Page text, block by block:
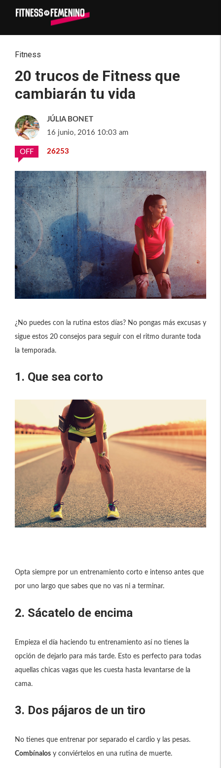
Fitness
20 trucos de Fitness que
cambiarán tu vida
JÚLIA BONET
16 junio, 2016 10:03 am
OFF 26253
¿No puedes con la rutina estos días? No pongas más excusas y
sigue estos 20 consejos para seguir con el ritmo durante toda
la temporada.
1. Que sea corto
Opta siempre por un entrenamiento corto e intenso antes que
por uno largo que sabes que no vas ni a terminar.
2. Sácatelo de encima
Empieza el día haciendo tu entrenamiento así no tienes la
opción de dejarlo para más tarde. Esto es perfecto para todas
aquellas chicas vagas que les cuesta hasta levantarse de la
cama.
3. Dos pájaros de un tiro
No tienes que entrenar por separado el cardio y las pesas.
Combínalos y conviértelos en una rutina de muerte.